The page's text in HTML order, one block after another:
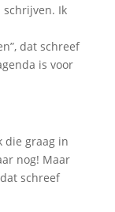
Ik
dat schreef
is voor
die graag in
nog! Maar
schreef